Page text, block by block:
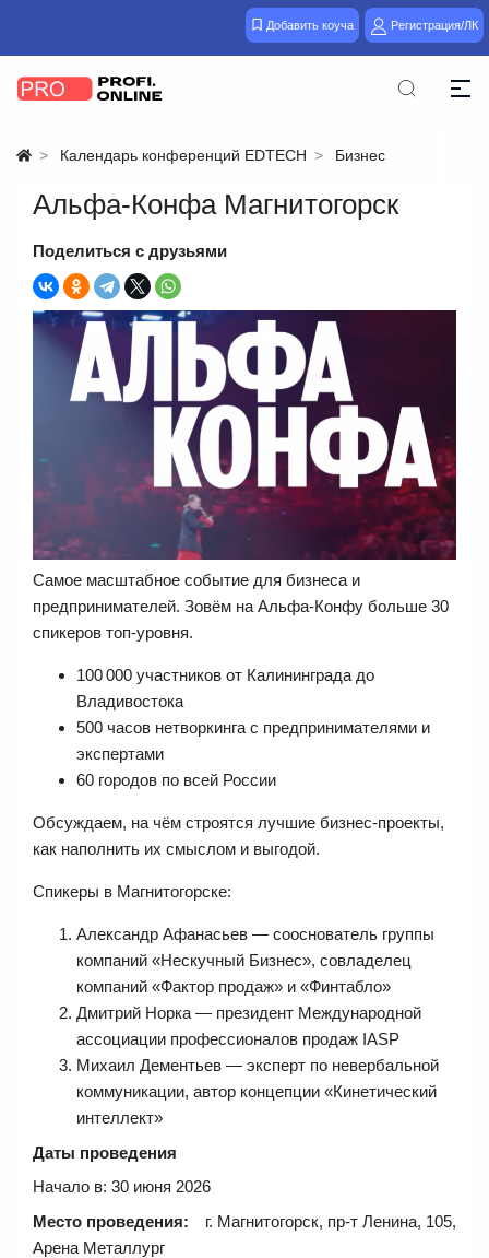
Добавить коуча Регистрация/ЛК
Календарь конференций EDTECH Бизнес
Альфа‑Конфа Магнитогорск
Поделиться с друзьями
Самое масштабное событие для бизнеса и
предпринимателей. Зовём на Альфа‑Конфу больше 30
спикеров топ-уровня.
100 000 участников от Калининграда до
Владивостока
500 часов нетворкинга с предпринимателями и
экспертами
60 городов по всей России
Обсуждаем, на чём строятся лучшие бизнес-проекты,
как наполнить их смыслом и выгодой.
Спикеры в Магнитогорске:
Александр Афанасьев — сооснователь группы
компаний «Нескучный Бизнес», совладелец
компаний «Фактор продаж» и «Финтабло»
Дмитрий Норка — президент Международной
ассоциации профессионалов продаж IASP
Михаил Дементьев — эксперт по невербальной
коммуникации, автор концепции «Кинетический
интеллект»
Даты проведения
Начало в: 30 июня 2026
Место проведения:
г. Магнитогорск, пр-т Ленина, 105,
Арена Металлург